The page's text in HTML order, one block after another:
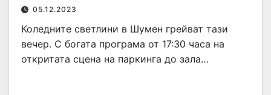
05.12.2023
Коледните светлини в Шумен грейват тази
вечер. С богата програма от 17:30 часа на
откритата сцена на паркинга до зала…